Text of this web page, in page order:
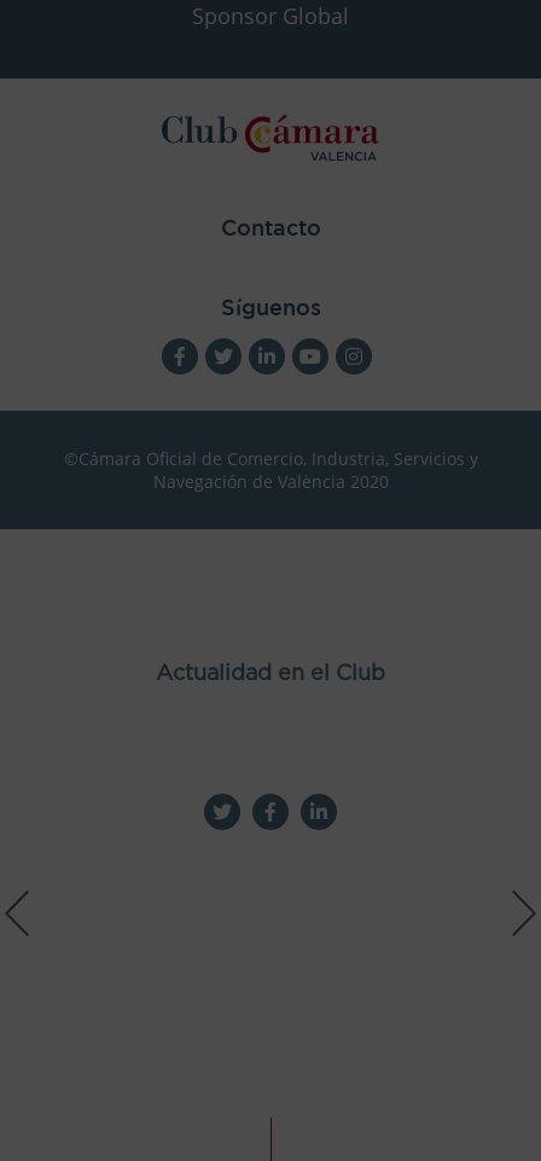
Sponsor Global
Contacto
Síguenos
©Cámara Oficial de Comercio, Industria, Servicios y
Navegación de València 2020
Actualidad en el Club